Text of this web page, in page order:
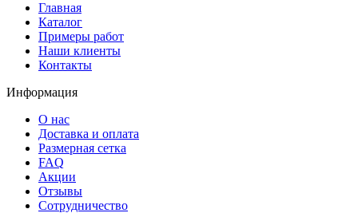
Главная
Каталог
Примеры работ
Наши клиенты
Контакты
Информация
О нас
Доставка и оплата
Размерная сетка
FAQ
Акции
Отзывы
Сотрудничество